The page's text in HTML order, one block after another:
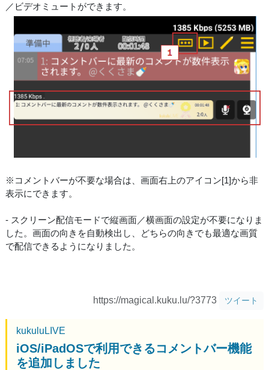
／ビデオミュートができます。
※コメントバーが不要な場合は、画面右上のアイコン[1]から非
表示にできます。
- スクリーン配信モードで縦画面／横画面の設定が不要になりま
した。画面の向きを自動検出し、どちらの向きでも最適な画質
で配信できるようになりました。
https://magical.kuku.lu/?3773 ツイート
kukuluLIVE
iOS/iPadOSで利用できるコメントバー機能
を追加しました